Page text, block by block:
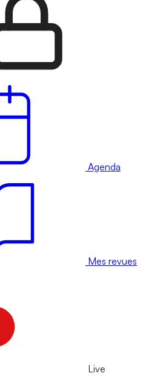
Agenda
Mes revues
Live